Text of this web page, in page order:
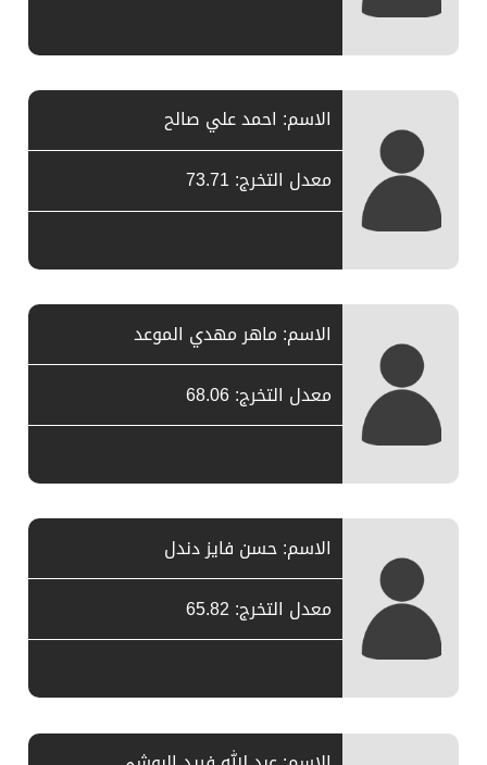
الاسم: احمد علي صالح
معدل التخرج: 73.71
الاسم: ماهر مهدي الموعد
معدل التخرج: 68.06
الاسم: حسن فايز دندل
معدل التخرج: 65.82